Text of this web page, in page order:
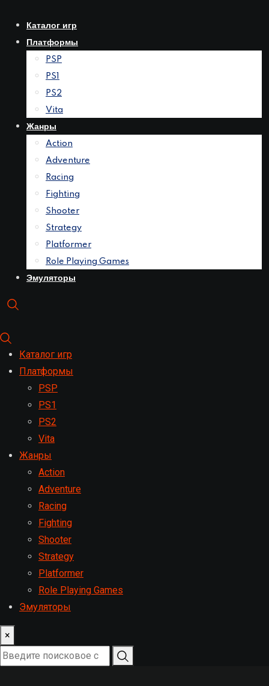
контенту
Каталог игр
Платформы
PSP
PS1
PS2
Vita
Жанры
Action
Adventure
Racing
Fighting
Shooter
Strategy
Platformer
Role Playing Games
Эмуляторы
Каталог игр
Платформы
PSP
PS1
PS2
Vita
Жанры
Action
Adventure
Racing
Fighting
Shooter
Strategy
Platformer
Role Playing Games
Эмуляторы
×